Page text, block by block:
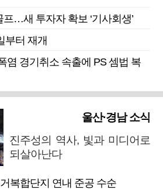
…새 투자자 확보 ‘기사회생’
부터 재개
염 경기취소 속출에 PS 셈법 복
울산·경남 소식
진주성의 역사, 빛과 미디어로
되살아난다
복합단지 연내 준공 수순